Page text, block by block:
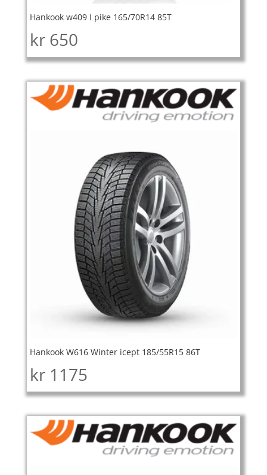
Hankook w409 I pike 165/70R14 85T
kr 650
Hankook W616 Winter icept 185/55R15 86T
kr 1175